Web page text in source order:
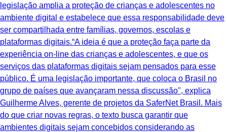
legislação amplia a proteção de crianças e adolescentes no
ambiente digital e estabelece que essa responsabilidade deve
ser compartilhada entre famílias, governos, escolas e
plataformas digitais.“A ideia é que a proteção faça parte da
experiência on-line das crianças e adolescentes, e que os
serviços das plataformas digitais sejam pensados para esse
público. É uma legislação importante, que coloca o Brasil no
grupo de países que avançaram nessa discussão", explica
Guilherme Alves, gerente de projetos da SaferNet Brasil. Mais
do que criar novas regras, o texto busca garantir que
ambientes digitais sejam concebidos considerando as